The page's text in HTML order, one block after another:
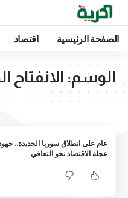
الصفحة الرئيسية اقتصاد
الوسم:
عام على انطلاق سوريا الجديدة..
عجلة الاقتصاد نحو التعافي